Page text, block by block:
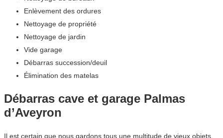
Enlèvement des ordures
Nettoyage de propriété
Nettoyage de jardin
Vide garage
Débarras succession/deuil
Élimination des matelas
Débarras cave et garage Palmas
d’Aveyron
Il est certain que nous gardons tous une multitude de vieux objets,